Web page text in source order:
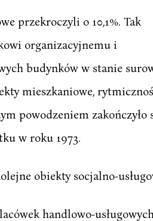
przekroczyli o 10,1%. Tak
organizacyjnemu i
budynków w stanie
mieszkaniowe,
powodzeniem zakończyło
w roku 1973.
obiekty socjalno-
handlowo-usługowych